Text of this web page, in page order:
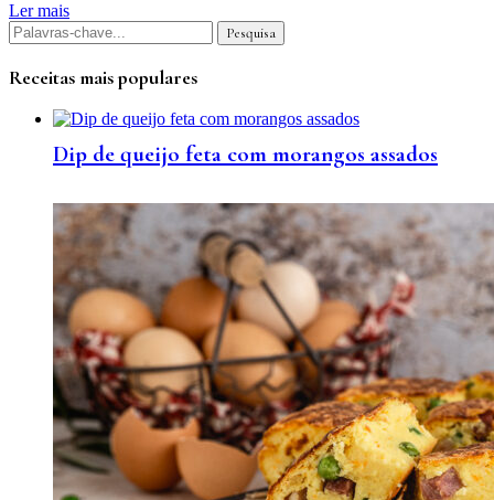
Ler mais
Receitas mais populares
Dip de queijo feta com morangos assados